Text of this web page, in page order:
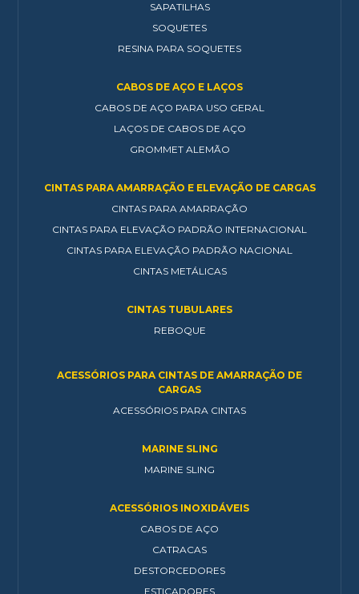
SAPATILHAS
SOQUETES
RESINA PARA SOQUETES
CABOS DE AÇO E LAÇOS
CABOS DE AÇO PARA USO GERAL
LAÇOS DE CABOS DE AÇO
GROMMET ALEMÃO
CINTAS PARA AMARRAÇÃO E ELEVAÇÃO DE CARGAS
CINTAS PARA AMARRAÇÃO
CINTAS PARA ELEVAÇÃO PADRÃO INTERNACIONAL
CINTAS PARA ELEVAÇÃO PADRÃO NACIONAL
CINTAS METÁLICAS
CINTAS TUBULARES
REBOQUE
ACESSÓRIOS PARA CINTAS DE AMARRAÇÃO DE
CARGAS
ACESSÓRIOS PARA CINTAS
MARINE SLING
MARINE SLING
ACESSÓRIOS INOXIDÁVEIS
CABOS DE AÇO
CATRACAS
DESTORCEDORES
ESTICADORES